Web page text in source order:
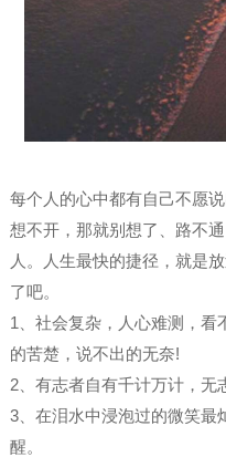
每个人的心中都有自己不愿
想不开，那就别想了、路不
人。人生最快的捷径，就是
了吧。
1、社会复杂，人心难测，看
的苦楚，说不出的无奈!
2、有志者自有千计万计，无
3、在泪水中浸泡过的微笑最
醒。